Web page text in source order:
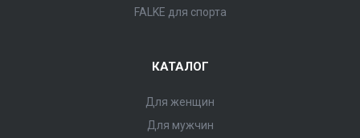
FALKE для спорта
КАТАЛОГ
Для женщин
Для мужчин